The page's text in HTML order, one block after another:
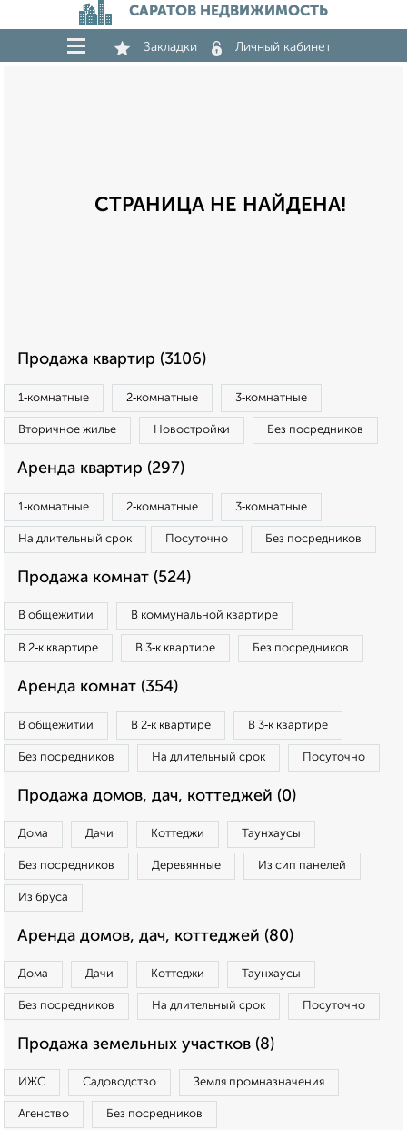
САРАТОВ НЕДВИЖИМОСТЬ
Закладки Личный кабинет
СТРАНИЦА НЕ НАЙДЕНА!
Продажа квартир (3106)
1‑комнатные 2‑комнатные 3‑комнатные
Вторичное жилье Новостройки Без посредников
Аренда квартир (297)
1‑комнатные 2‑комнатные 3‑комнатные
На длительный срок Посуточно Без посредников
Продажа комнат (524)
В общежитии В коммунальной квартире
В 2‑к квартире В 3‑к квартире Без посредников
Аренда комнат (354)
В общежитии В 2‑к квартире В 3‑к квартире
Без посредников На длительный срок Посуточно
Продажа домов, дач, коттеджей (0)
Дома Дачи Коттеджи Таунхаусы
Без посредников Деревянные Из сип панелей
Из бруса
Аренда домов, дач, коттеджей (80)
Дома Дачи Коттеджи Таунхаусы
Без посредников На длительный срок Посуточно
Продажа земельных участков (8)
ИЖС Садоводство Земля промназначения
Агенство Без посредников